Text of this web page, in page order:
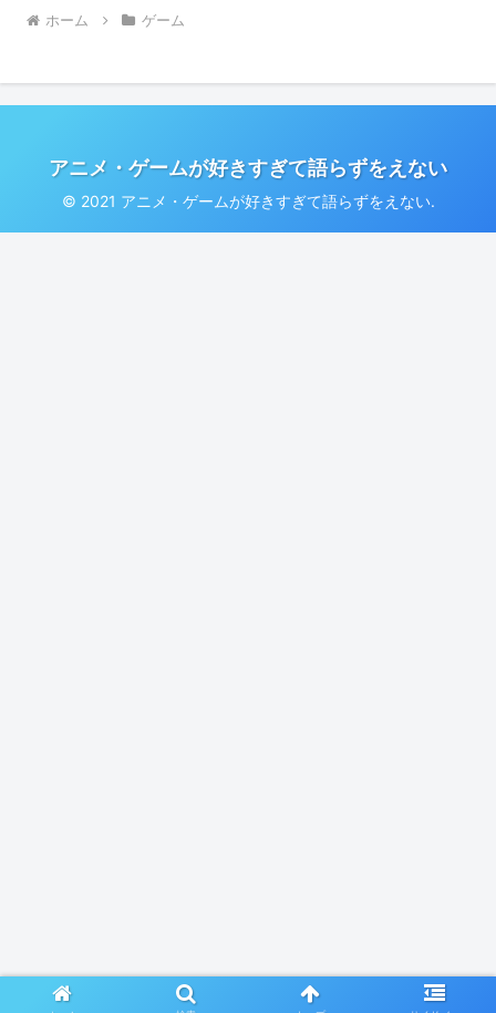
ホーム ゲーム
アニメ・ゲームが好きすぎて語らずをえない
© 2021 アニメ・ゲームが好きすぎて語らずをえない.